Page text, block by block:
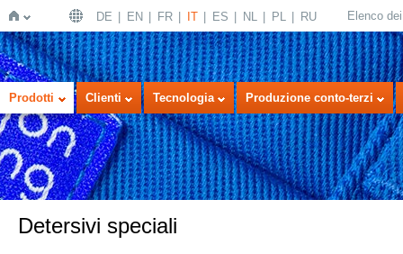
Home
DE EN FR IT ES NL PL RU Elenco
Prodotti Clienti Tecnologia Produzione conto-terzi
Detersivi speciali